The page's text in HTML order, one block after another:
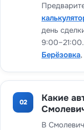
день
Берёзовка,
02
Какие
В